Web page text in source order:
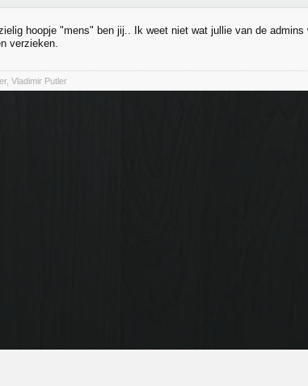
hoopje "mens" ben jij.. Ik weet niet wat jullie van de
verzieken.
Vladimir Putler